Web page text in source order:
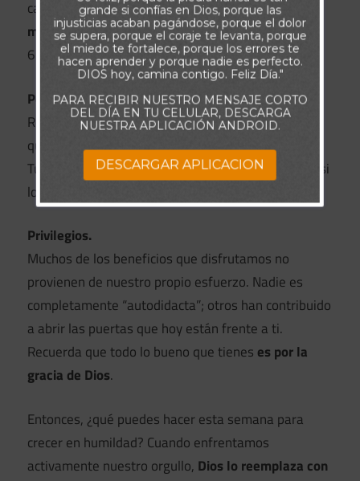
cambio. No publiques tus actos de generosidad;
mantén tu ayuda en secreto, como enseña Mateo
6:1-4.
Posición.
Reconoce que todo logro proviene de Dios. Él es
quien te da la capacidad de triunfar (Isaías 26:12).
Tu posición o éxito en este mundo solo tiene valor si
lo usas
Privilegios.
Muchos de los beneficios que disfrutamos no
provienen de nuestro propio esfuerzo. Nadie es
completamente “autodidacta”; otros han contribuido
a abrir las puertas que hoy están frente a ti.
Recuerda que todo lo bueno que tienes es por la
gracia de Dios.
Entonces, ¿qué puedes hacer esta semana para
crecer en humildad? Cuando enfrentamos
activamente nuestro orgullo, Dios lo reemplaza con
grande si confías en Dios, porque las
injusticias acaban pagándose, porque el dolor
se supera, porque el coraje te levanta, porque
el miedo te fortalece, porque los errores te
hacen aprender y porque nadie es perfecto.
DIOS hoy, camina contigo. Feliz Día."
PARA RECIBIR NUESTRO MENSAJE CORTO
DEL DÍA EN TU CELULAR, DESCARGA
NUESTRA APLICACIÓN ANDROID.
DESCARGAR APLICACION